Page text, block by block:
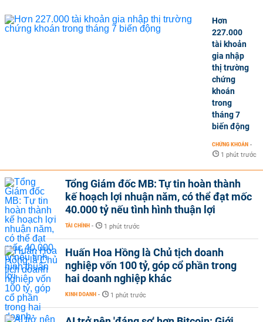
Hơn
227.000
tài khoản
gia nhập
thị trường
chứng
khoán
trong
tháng 7
biến động
CHỨNG KHOÁN -
1 phút trước
Tổng Giám đốc MB: Tự tin hoàn thành
kế hoạch lợi nhuận năm, có thể đạt mốc
40.000 tỷ nếu tình hình thuận lợi
TÀI CHÍNH - 1 phút trước
Huấn Hoa Hồng là Chủ tịch doanh
nghiệp vốn 100 tỷ, góp cổ phần trong
hai doanh nghiệp khác
KINH DOANH - 1 phút trước